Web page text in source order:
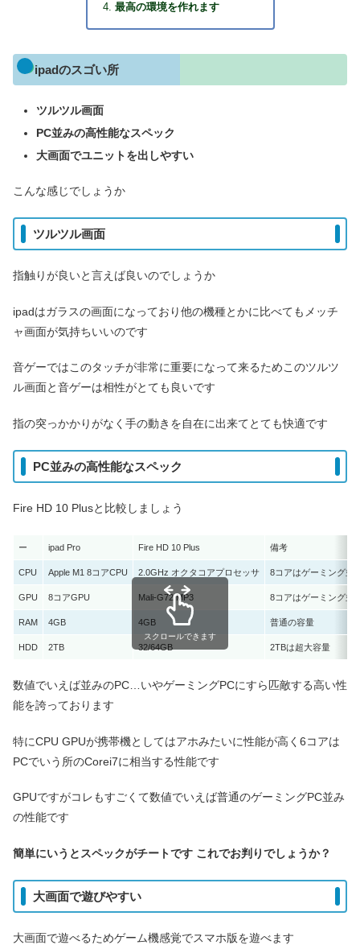
最高の環境を作れます
ipadのスゴい所
ツルツル画面
PC並みの高性能なスペック
大画面でユニットを出しやすい
こんな感じでしょうか
ツルツル画面
指触りが良いと言えば良いのでしょうか
ipadはガラスの画面になっており他の機種とかに比べてもメッチ
ャ画面が気持ちいいのです
音ゲーではこのタッチが非常に重要になって来るためこのツルツ
ル画面と音ゲーは相性がとても良いです
指の突っかかりがなく手の動きを自在に出来てとても快適です
PC並みの高性能なスペック
Fire HD 10 Plusと比較しましょう
ー ipad Pro Fire HD 10 Plus 備考
CPU Apple M1 8コアCPU 2.0GHz オクタコアプロセッサ 8コアはゲーミング並
GPU 8コアGPU Mali-G72 MP3 8コアはゲーミング並
RAM 4GB 4GB 普通の容量
HDD 2TB 32/64GB 2TBは超大容量
スクロールできます
数値でいえば並みのPC…いやゲーミングPCにすら匹敵する高い性
能を誇っております
特にCPU GPUが携帯機としてはアホみたいに性能が高く6コアは
PCでいう所のCorei7に相当する性能です
GPUですがコレもすごくて数値でいえば普通のゲーミングPC並み
の性能です
簡単にいうとスペックがチートです これでお判りでしょうか？
大画面で遊びやすい
大画面で遊べるためゲーム機感覚でスマホ版を遊べます